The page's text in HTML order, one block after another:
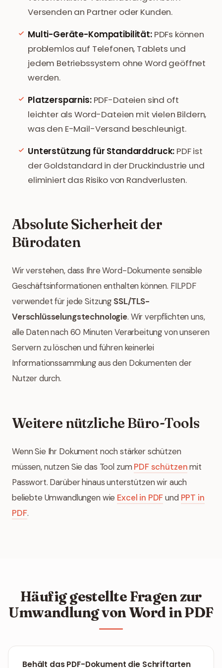
Versenden an Partner oder Kunden.
Multi-Geräte-Kompatibilität:PDFs können
problemlos auf Telefonen, Tablets und
jedem Betriebssystem ohne Word geöffnet
werden.
Platzersparnis:PDF-Dateien sind oft
leichter als Word-Dateien mit vielen Bildern,
was den E-Mail-Versand beschleunigt.
Unterstützung für Standarddruck: PDF ist
der Goldstandard in der Druckindustrie und
eliminiert das Risiko von Randverlusten.
Absolute Sicherheit der
Bürodaten
Wir verstehen, dass Ihre Word-Dokumente sensible
Geschäftsinformationen enthalten können. FILPDF
verwendet für jede Sitzung SSL/TLS-
Verschlüsselungstechnologie. Wir verpflichten uns,
alle Daten nach 60 Minuten Verarbeitung von unseren
Servern zu löschen und führen keinerlei
Informationssammlung aus den Dokumenten der
Nutzer durch.
Weitere nützliche Büro-Tools
Wenn Sie Ihr Dokument noch stärker schützen
müssen, nutzen Sie das Tool zumPDF schützenmit
Passwort. Darüber hinaus unterstützen wir auch
beliebte Umwandlungen wie Excel in PDFund PPT in
PDF.
Häufig gestellte Fragen zur
Umwandlung von Word in PDF
Behält das PDF-Dokument die Schriftarten